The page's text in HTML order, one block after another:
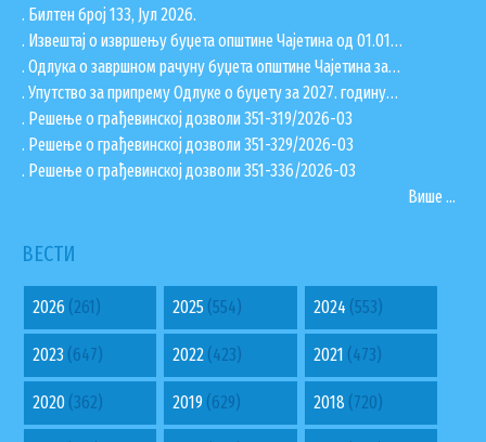
ЗАПОСЛЕНИ У ОПШТИНСКОЈ УПРАВИ
ВАЖНИ ТЕЛЕФОНИ
ПОСТАВИТЕ ПИТАЊЕ
. Билтен број 133, Јул 2026.
. Извештај о извршењу буџета општине Чајетина од 01.01…
. Одлука о завршном рачуну буџета општине Чајетина за…
. Упутство за припрему Одлуке о буџету за 2027. годину…
. Решење о грађевинској дозволи 351-319/2026-03
. Решење о грађевинској дозволи 351-329/2026-03
. Решење о грађевинској дозволи 351-336/2026-03
Више ...
ВЕСТИ
2026 (261) 2025 (554) 2024 (553)
2023 (647) 2022 (423) 2021 (473)
2020 (362) 2019 (629) 2018 (720)